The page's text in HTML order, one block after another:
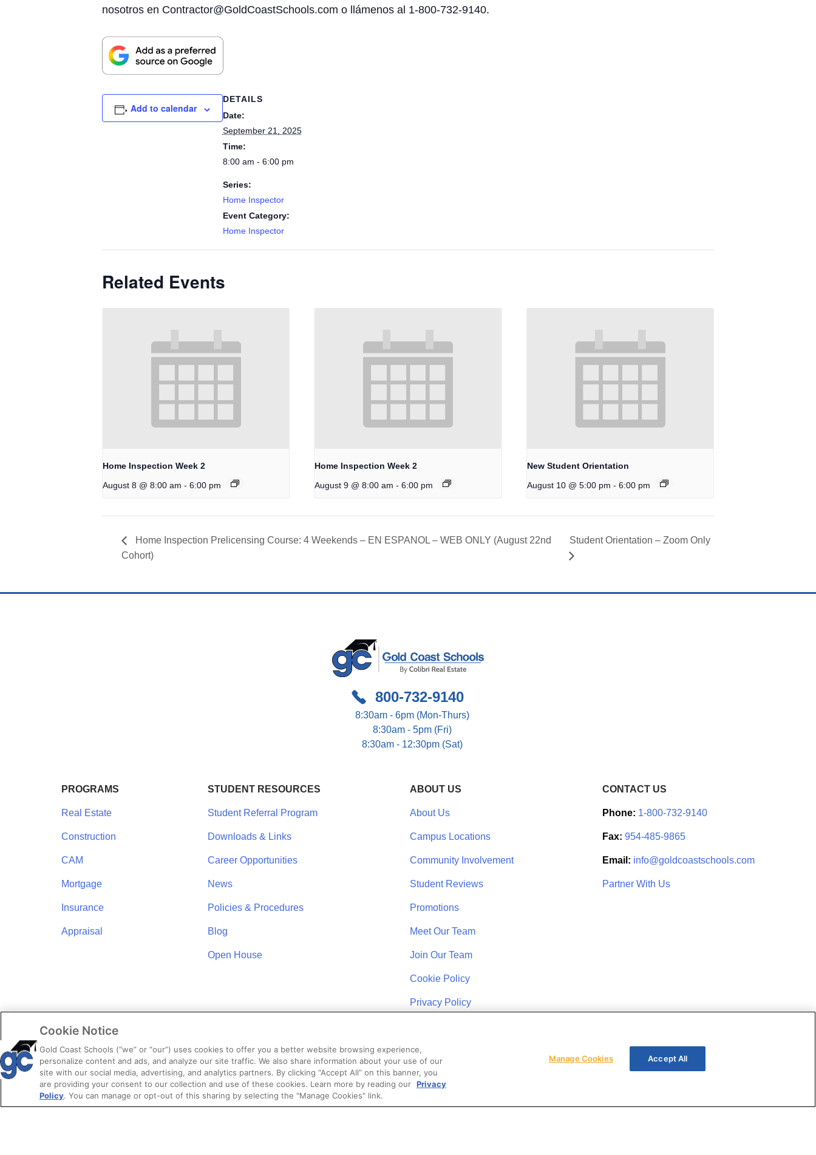
nosotros en Contractor@GoldCoastSchools.com o llámenos al 1-800-732-9140.
Add to calendar
DETAILS
Date:
September 21, 2025
Time:
8:00 am - 6:00 pm
Series:
Home Inspector
Event Category:
Home Inspector
Related Events
Home Inspection Week 2
August 8 @ 8:00 am - 6:00 pm
Home Inspection Week 2
August 9 @ 8:00 am - 6:00 pm
New Student Orientation
August 10 @ 5:00 pm - 6:00 pm
Home Inspection Prelicensing Course: 4 Weekends – EN ESPANOL – WEB ONLY (August 22nd
Cohort)
Student Orientation – Zoom Only
800-732-9140
8:30am - 6pm (Mon-Thurs)
8:30am - 5pm (Fri)
8:30am - 12:30pm (Sat)
PROGRAMS
Real Estate
Construction
CAM
Mortgage
Insurance
Appraisal
STUDENT RESOURCES
Student Referral Program
Downloads & Links
Career Opportunities
News
Policies & Procedures
Blog
Open House
ABOUT US
About Us
Campus Locations
Community Involvement
Student Reviews
Promotions
Meet Our Team
Join Our Team
Cookie Policy
Privacy Policy
CONTACT US
Phone: 1-800-732-9140
Fax: 954-485-9865
Email: info@goldcoastschools.com
Partner With Us
STAY CONNECTED
Cookie Notice
Gold Coast Schools (“we” or “our”) uses cookies to offer you a better website browsing experience,
personalize content and ads, and analyze our site traffic. We also share information about your use of our
site with our social media, advertising, and analytics partners. By clicking “Accept All” on this banner, you
are providing your consent to our collection and use of these cookies. Learn more by reading our Privacy
Policy. You can manage or opt-out of this sharing by selecting the "Manage Cookies" link.
Manage Cookies Accept All